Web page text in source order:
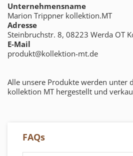
Unternehmensname
Marion Trippner kollektion.MT
Adresse
Steinbruchstr. 8, 08223 Werda OT
E-Mail
produkt@kollektion-mt.de
Alle unsere Produkte werden unter
kollektion MT hergestellt und
FAQs